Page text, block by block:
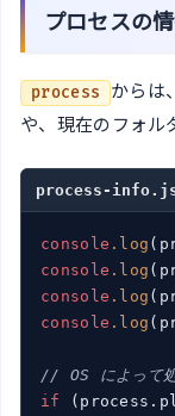
プロセスの
process
からは
や、現在のフォル
process-
console .log
console .log
console .log
console .log
// OS によって
if